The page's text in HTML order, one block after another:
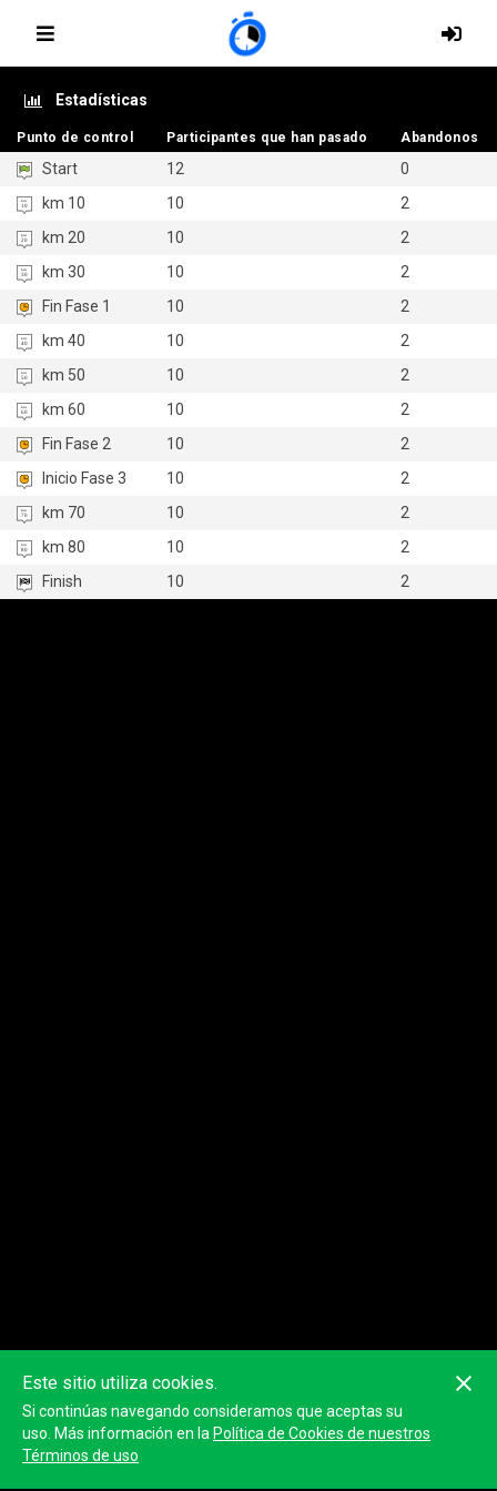
Estadísticas
Punto de control Participantes que han pasado Abandonos
Start 12
0
km 10
10
2
km 20
10
2
km 30
10
2
Fin Fase 1
10
2
km 40
10
2
km 50
10
2
km 60
10
2
Fin Fase 2
10
2
Inicio Fase 3
10
2
km 70
10
2
km 80
10
2
Finish
10 2
Punto de control Participantes que han pasado Abandonos
Este sitio utiliza cookies.
Si continúas navegando consideramos que aceptas su
uso. Más información en la Política de Cookies de nuestros
Términos de uso